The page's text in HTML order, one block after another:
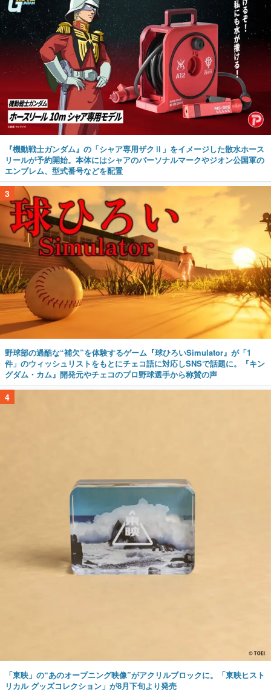
『機動戦士ガンダム』の「シャア専用ザクⅡ」をイメージした散水ホース
リールが予約開始。本体にはシャアのパーソナルマークやジオン公国軍の
エンブレム、型式番号などを配置
3
野球部の過酷な“補欠”を体験するゲーム『球ひろいSimulator』が「1
件」のウィッシュリストをもとにチェコ語に対応しSNSで話題に。『キン
グダム・カム』開発元やチェコのプロ野球選手から称賛の声
4
「東映」の“あのオープニング映像”がアクリルブロックに。「東映ヒスト
リカル グッズコレクション」が8月下旬より発売